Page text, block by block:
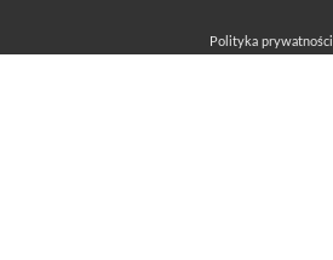
Polityka prywatności